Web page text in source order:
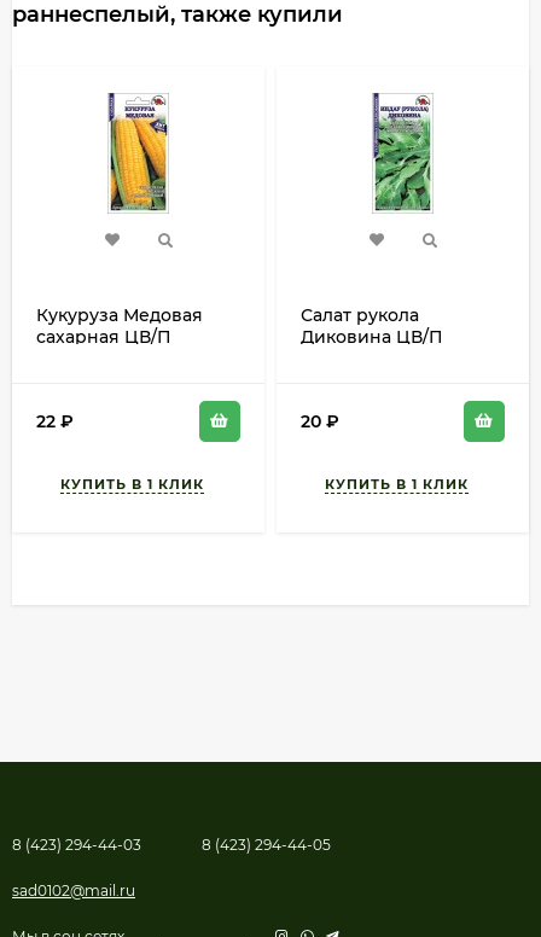
раннеспелый, также купили
Кукуруза Медовая
сахарная ЦВ/П
22 ₽
Салат рукола
Диковина ЦВ/П
20 ₽
8 (423) 294-44-03 8 (423) 294-44-05
sad0102@mail.ru